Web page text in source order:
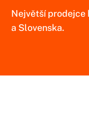
Největší prodejce
a Slovenska.